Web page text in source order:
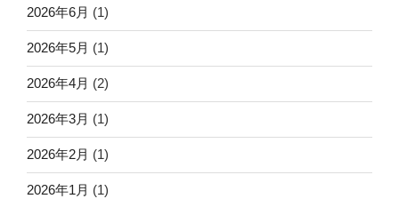
2026年6月 (1)
2026年5月 (1)
2026年4月 (2)
2026年3月 (1)
2026年2月 (1)
2026年1月 (1)